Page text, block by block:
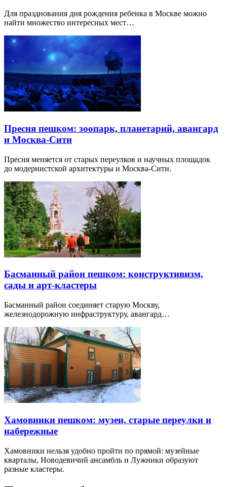
Для празднования дня рождения ребенка в Москве можно
найти множество интересных мест…
Пресня пешком: зоопарк, планетарий, авангард
и Москва-Сити
Пресня меняется от старых переулков и научных площадок
до модернистской архитектуры и Москва-Сити.
Басманный район пешком: конструктивизм,
сады и арт-кластеры
Басманный район соединяет старую Москву,
железнодорожную инфраструктуру, авангард…
Хамовники пешком: музеи, старые переулки и
набережные
Хамовники нельзя удобно пройти по прямой: музейные
кварталы, Новодевичий ансамбль и Лужники образуют
разные кластеры.